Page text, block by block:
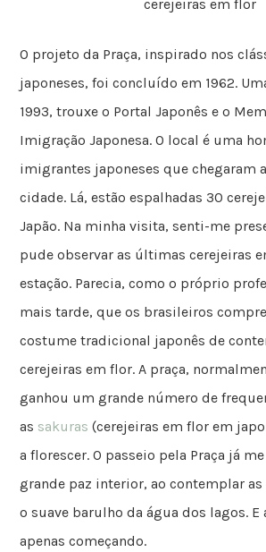
cerejeiras em flor
O projeto da Praça, inspirado nos
japoneses, foi concluído em 1962.
1993, trouxe o Portal Japonês e o
Imigração Japonesa. O local é uma
imigrantes japoneses que chegaram
cidade. Lá, estão espalhadas 30
Japão. Na minha visita, senti-me
pude observar as últimas cerejeiras
estação. Parecia, como o próprio
mais tarde, que os brasileiros
costume tradicional japonês de
cerejeiras em flor. A praça,
ganhou um grande número de
as sakuras (cerejeiras em flor em
a florescer. O passeio pela Praça já
grande paz interior, ao contemplar
o suave barulho da água dos lagos. E
apenas começando.